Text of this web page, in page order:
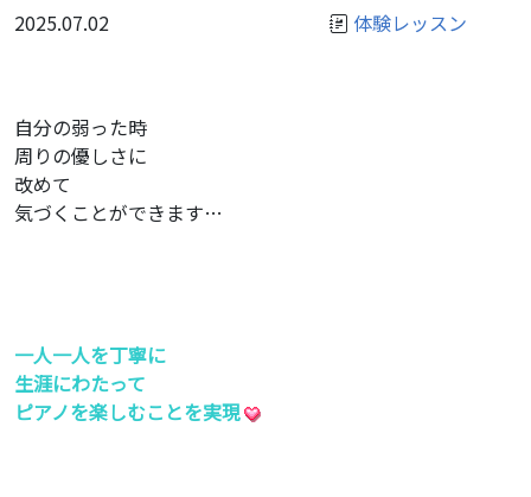
2025.07.02 体験レッスン
自分の弱った時
周りの優しさに
改めて
気づくことができます…
一人一人を丁寧に
生涯にわたって
ピアノを楽しむことを実現